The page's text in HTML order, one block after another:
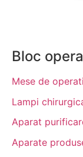
Bloc
Mese de
Lampi
Aparat
Aparate